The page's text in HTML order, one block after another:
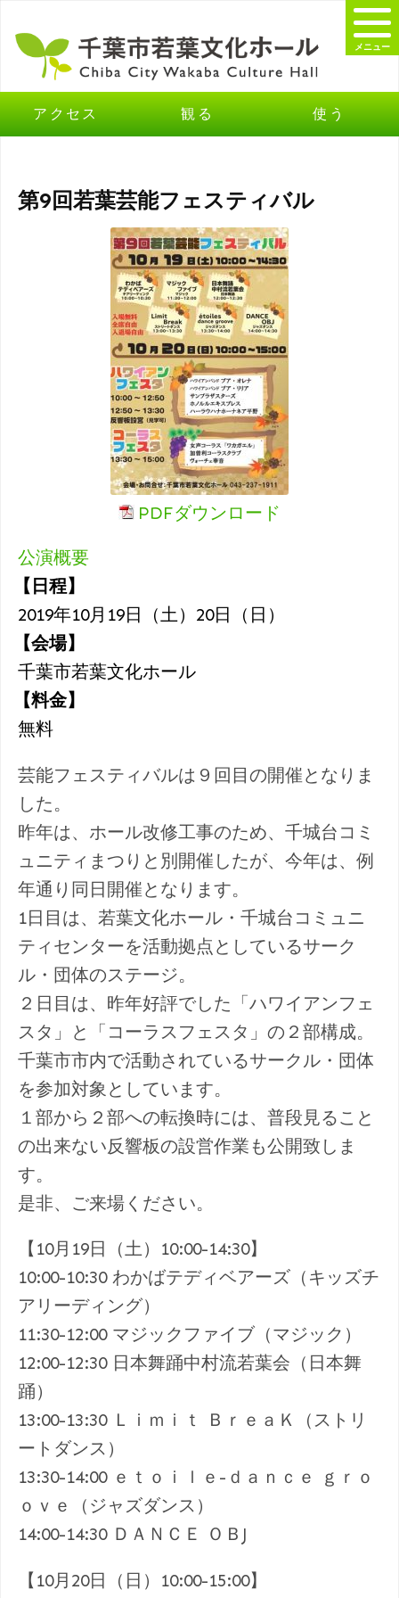
アクセス 観る 使う
メニュー
第9回若葉芸能フェスティバル
PDFダウンロード
公演概要
【日程】
2019年10月19日（土）20日（日）
【会場】
千葉市若葉文化ホール
【料金】
無料
芸能フェスティバルは９回目の開催となりま
した。
昨年は、ホール改修工事のため、千城台コミ
ュニティまつりと別開催したが、今年は、例
年通り同日開催となります。
1日目は、若葉文化ホール・千城台コミュニ
ティセンターを活動拠点としているサーク
ル・団体のステージ。
２日目は、昨年好評でした「ハワイアンフェ
スタ」と「コーラスフェスタ」の２部構成。
千葉市市内で活動されているサークル・団体
を参加対象としています。
１部から２部への転換時には、普段見ること
の出来ない反響板の設営作業も公開致しま
す。
是非、ご来場ください。
【10月19日（土）10:00-14:30】
10:00-10:30 わかばテディベアーズ（キッズチ
アリーディング）
11:30-12:00 マジックファイブ（マジック）
12:00-12:30 日本舞踊中村流若葉会（日本舞
踊）
13:00-13:30 Ｌｉｍｉｔ ＢｒｅａＫ（ストリ
ートダンス）
13:30-14:00 ｅｔｏｉｌｅ-ｄａｎｃｅ ｇｒｏ
ｏｖｅ（ジャズダンス）
14:00-14:30 ＤＡＮＣＥ ＯＢJ
【10月20日（日）10:00-15:00】